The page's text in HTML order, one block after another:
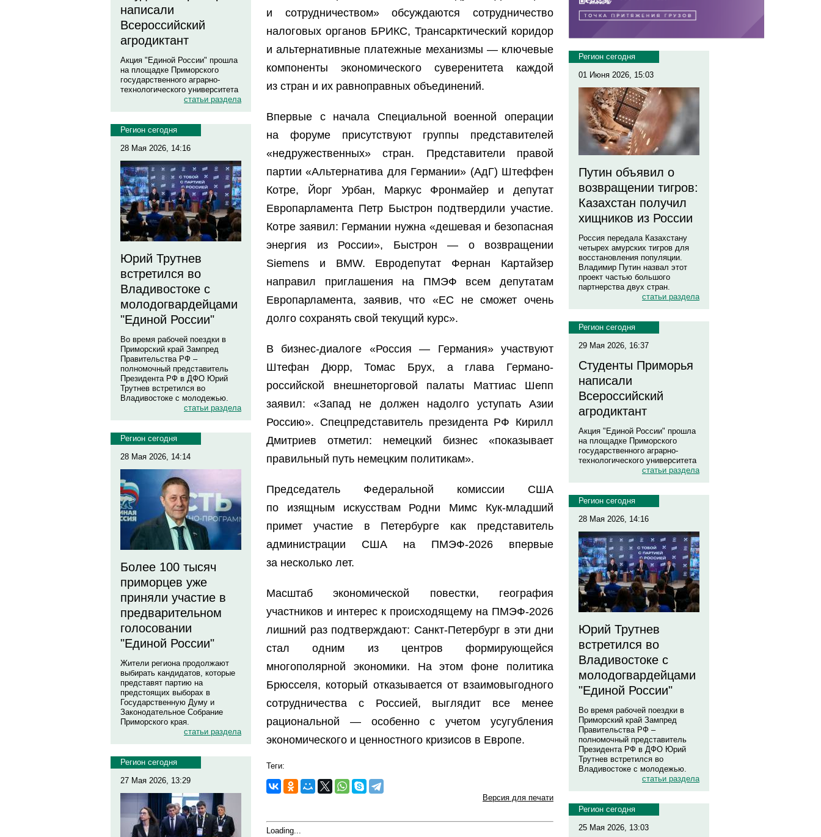
написали
Всероссийский
агродиктант
Акция "Единой России" прошла
на площадке Приморского
государственного аграрно-
технологического университета
статьи раздела
Регион сегодня
28 Мая 2026, 14:16
Юрий Трутнев
встретился во
Владивостоке с
молодогвардейцами
"Единой России"
Во время рабочей поездки в
Приморский край Зампред
Правительства РФ –
полномочный представитель
Президента РФ в ДФО Юрий
Трутнев встретился во
Владивостоке с молодежью.
статьи раздела
Регион сегодня
28 Мая 2026, 14:14
Более 100 тысяч
приморцев уже
приняли участие в
предварительном
голосовании
"Единой России"
Жители региона продолжают
выбирать кандидатов, которые
представят партию на
предстоящих выборах в
Государственную Думу и
Законодательное Собрание
Приморского края.
статьи раздела
Регион сегодня
27 Мая 2026, 13:29
и сотрудничеством» обсуждаются сотрудничество
налоговых органов БРИКС, Трансарктический коридор
и альтернативные платежные механизмы — ключевые
компоненты экономического суверенитета каждой
из стран и их равноправных объединений.
Впервые с начала Специальной военной операции
на форуме присутствуют группы представителей
«недружественных» стран. Представители правой
партии «Альтернатива для Германии» (АдГ) Штеффен
Котре, Йорг Урбан, Маркус Фронмайер и депутат
Европарламента Петр Быстрон подтвердили участие.
Котре заявил: Германии нужна «дешевая и безопасная
энергия из России», Быстрон — о возвращении
Siemens и BMW. Евродепутат Фернан Картайзер
направил приглашения на ПМЭФ всем депутатам
Европарламента, заявив, что «ЕС не сможет очень
долго сохранять свой текущий курс».
В бизнес-диалоге «Россия — Германия» участвуют
Штефан Дюрр, Томас Брух, а глава Германо-
российской внешнеторговой палаты Маттиас Шепп
заявил: «Запад не должен надолго уступать Азии
Россию». Спецпредставитель президента РФ Кирилл
Дмитриев отметил: немецкий бизнес «показывает
правильный путь немецким политикам».
Председатель Федеральной комиссии США
по изящным искусствам Родни Мимс Кук-младший
примет участие в Петербурге как представитель
администрации США на ПМЭФ-2026 впервые
за несколько лет.
Масштаб экономической повестки, география
участников и интерес к происходящему на ПМЭФ-2026
лишний раз подтверждают: Санкт-Петербург в эти дни
стал одним из центров формирующейся
многополярной экономики. На этом фоне политика
Брюсселя, который отказывается от взаимовыгодного
сотрудничества с Россией, выглядит все менее
рациональной — особенно с учетом усугубления
экономического и ценностного кризисов в Европе.
Теги:
Версия для печати
Loading...
Регион сегодня
01 Июня 2026, 15:03
Путин объявил о
возвращении тигров:
Казахстан получил
хищников из России
Россия передала Казахстану
четырех амурских тигров для
восстановления популяции.
Владимир Путин назвал этот
проект частью большого
партнерства двух стран.
статьи раздела
Регион сегодня
29 Мая 2026, 16:37
Студенты Приморья
написали
Всероссийский
агродиктант
Акция "Единой России" прошла
на площадке Приморского
государственного аграрно-
технологического университета
статьи раздела
Регион сегодня
28 Мая 2026, 14:16
Юрий Трутнев
встретился во
Владивостоке с
молодогвардейцами
"Единой России"
Во время рабочей поездки в
Приморский край Зампред
Правительства РФ –
полномочный представитель
Президента РФ в ДФО Юрий
Трутнев встретился во
Владивостоке с молодежью.
статьи раздела
Регион сегодня
25 Мая 2026, 13:03